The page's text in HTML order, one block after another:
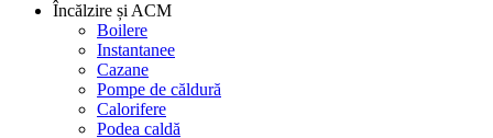
Încălzire și ACM
Boilere
Instantanee
Cazane
Pompe de căldură
Calorifere
Podea caldă